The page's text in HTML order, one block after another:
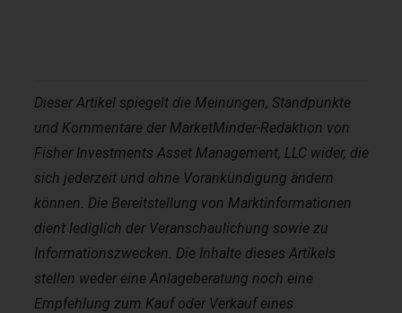
Dieser Artikel spiegelt die Meinungen, Standpunkte
und Kommentare der MarketMinder-Redaktion von
Fisher Investments Asset Management, LLC wider, die
sich jederzeit und ohne Vorankündigung ändern
können. Die Bereitstellung von Marktinformationen
dient lediglich der Veranschaulichung sowie zu
Informationszwecken. Die Inhalte dieses Artikels
stellen weder eine Anlageberatung noch eine
Empfehlung zum Kauf oder Verkauf eines